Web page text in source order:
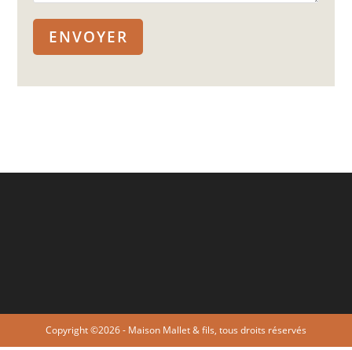
Copyright ©2026 - Maison Mallet & fils, tous droits réservés